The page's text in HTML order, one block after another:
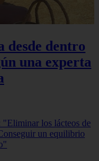
desde dentro
una experta